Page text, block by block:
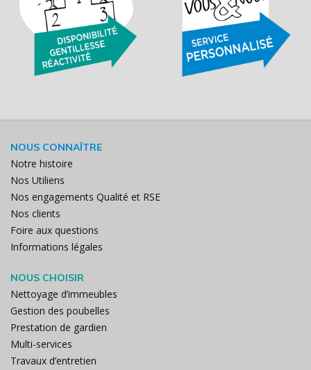
NOUS CONNAÎTRE
Notre histoire
Nos Utiliens
Nos engagements Qualité et RSE
Nos clients
Foire aux questions
Informations légales
NOUS CHOISIR
Nettoyage d’immeubles
Gestion des poubelles
Prestation de gardien
Multi-services
Travaux d’entretien